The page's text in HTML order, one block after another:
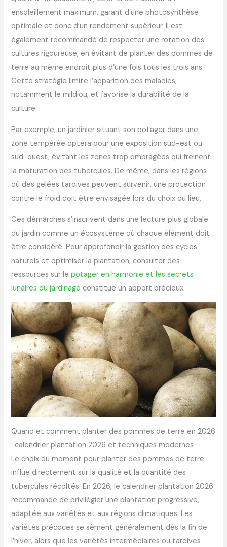
ensoleillement maximum, garant d’une photosynthèse
optimale et donc d’un rendement supérieur. Il est
également recommandé de respecter une rotation des
cultures rigoureuse, en évitant de planter des pommes de
terre au même endroit plus d’une fois tous les trois ans.
Cette stratégie limite l’apparition des maladies,
notamment le mildiou, et favorise la durabilité de la
culture.
Par exemple, un jardinier situant son potager dans une
zone tempérée optera pour une exposition sud-est ou
sud-ouest, évitant les zones trop ombragées qui freinent
la maturation des tubercules. De même, dans les régions
où des gelées tardives peuvent survenir, une protection
contre le froid doit être envisagée lors du choix du lieu.
Ces démarches s’inscrivent dans une lecture plus globale
du jardin comme un écosystème où chaque élément doit
être considéré. Pour approfondir la gestion des cycles
naturels et optimiser la plantation, consulter des
ressources sur lepotager en harmonie et les secrets
lunaires du jardinage constitue un apport précieux.
Quand et comment planter des pommes de terre en 2026
: calendrier plantation 2026 et techniques modernes
Le choix du moment pour planter des pommes de terre
influe directement sur la qualité et la quantité des
tubercules récoltés. En 2026, le calendrier plantation 2026
recommande de privilégier une plantation progressive,
adaptée aux variétés et aux régions climatiques. Les
variétés précoces se sèment généralement dès la fin de
l’hiver, alors que les variétés intermédiaires ou tardives